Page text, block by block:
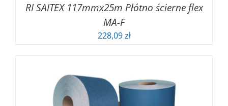
RI SAITEX 117mmx25m Płótno ścierne flex
MA-F
228,09zł